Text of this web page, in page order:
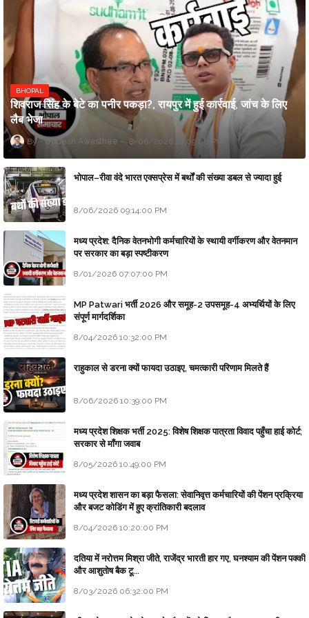
BHOPAL
शिवराज सिंह के बेटे का पनीर पकड़ा?, रायपुर में हुई कार्रवाई, जांच के लिए
लैब भेजा
Updesh Awasthee 8/06/2026 10:09:00 PM
भोपाल–रीवा वंदे भारत एक्सप्रेस में बर्थों की संख्या डबल से ज्यादा हुई
8/06/2026 09:14:00 PM
मध्य प्रदेश: दैनिक वेतनभोगी कर्मचारियों के स्थायी वर्गीकरण और वेतनमान
पर सरकार का बड़ा स्पष्टीकरण
8/01/2026 07:07:00 PM
MP Patwari भर्ती 2026 और समूह-2 उपसमूह-4 अभ्यर्थियों के लिए
संपूर्ण मार्गदर्शिका
8/04/2026 10:32:00 PM
राहुकाल से डरना क्यों फायदा उठाइए, चमत्कारी परिणाम मिलते हैं
8/06/2026 10:39:00 PM
मध्य प्रदेश शिक्षक भर्ती 2025: विशेष शिक्षक पात्रता विवाद पहुँचा हाई कोर्ट;
सरकार से माँगा जवाब
8/05/2026 10:49:00 PM
मध्य प्रदेश शासन का बड़ा फैसला: सेवानिवृत्त कर्मचारियों की पेंशन प्रक्रिया
और बजट कोडिंग में हुए क्रांतिकारी बदलाव
8/04/2026 10:20:00 PM
दतिया में नरोत्तम मिश्रा जीते, राजेंद्र भारती हार गए, घनश्याम की पेंशन पक्की
और आशुतोष बैक टू...
8/03/2026 06:32:00 PM